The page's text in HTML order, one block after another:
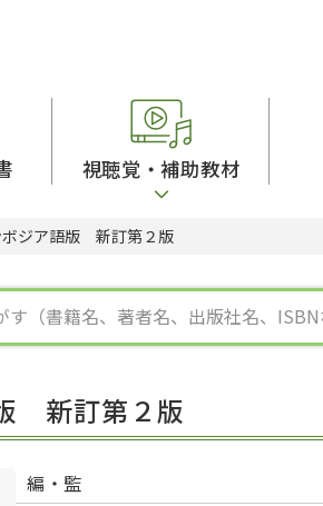
子ども向け
発音・聴解
日本語能力試験対策
視聴覚・補助教材
絵本・子ども向け補助
スペイン語辞典
ポルトガル語辞典
表現・用字用語辞典
語彙・意味
表記
言語の諸相
ジア語版 新訂第２版
新訂第２版
編・監